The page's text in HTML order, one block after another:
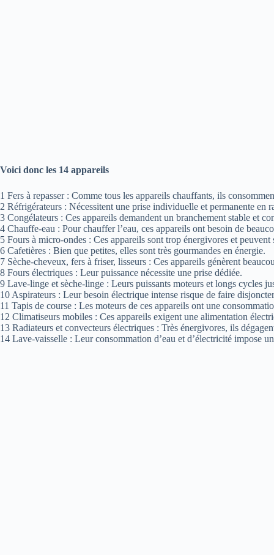
Voici donc les 14 appareils
1 Fers à repasser : Comme tous les appareils chauffants, ils
2 Réfrigérateurs : Nécessitent une prise individuelle et permanente en
3 Congélateurs : Ces appareils demandent un branchement stable et
4 Chauffe-eau : Pour chauffer l’eau, ces appareils ont besoin de
5 Fours à micro-ondes : Ces appareils sont trop énergivores et
6 Cafetières : Bien que petites, elles sont très gourmandes en énergie.
7 Sèche-cheveux, fers à friser, lisseurs : Ces appareils génèrent
8 Fours électriques : Leur puissance nécessite une prise dédiée.
9 Lave-linge et sèche-linge : Leurs puissants moteurs et longs cycles
10 Aspirateurs : Leur besoin électrique intense risque de faire
11 Tapis de course : Les moteurs de ces appareils ont une
12 Climatiseurs mobiles : Ces appareils exigent une alimentation
13 Radiateurs et convecteurs électriques : Très énergivores, ils
14 Lave-vaisselle : Leur consommation d’eau et d’électricité impose